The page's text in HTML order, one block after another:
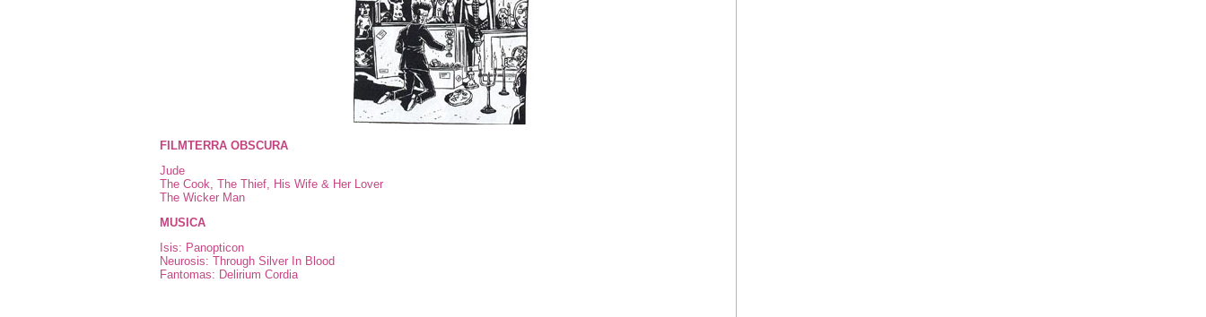
FILMTERRA OBSCURA
Jude
The Cook, The Thief, His Wife & Her Lover
The Wicker Man
MUSICA
Isis: Panopticon
Neurosis: Through Silver In Blood
Fantomas: Delirium Cordia